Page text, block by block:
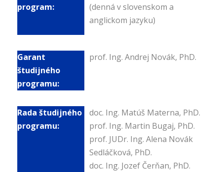
(denná v slovenskom a
anglickom jazyku)
prof. Ing. Andrej Novák, PhD.
doc. Ing. Matúš Materna, PhD.
prof. Ing. Martin Bugaj, PhD.
prof. JUDr. Ing. Alena Novák
Sedláčková, PhD.
doc. Ing. Jozef Čerňan, PhD.